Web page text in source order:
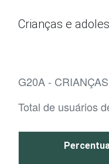
Crianças e
G20A -
Total de usuários